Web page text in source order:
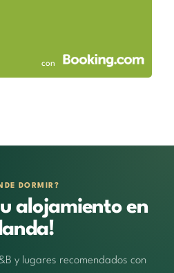
con
DORMIR?
alojamiento en
y lugares recomendados con